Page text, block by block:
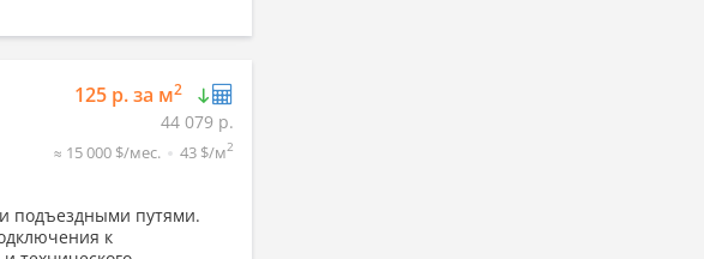
125 р. за м2
44 079 р.
≈ 15 000 $/мес. 43 $/м2
подъездными путями.
к